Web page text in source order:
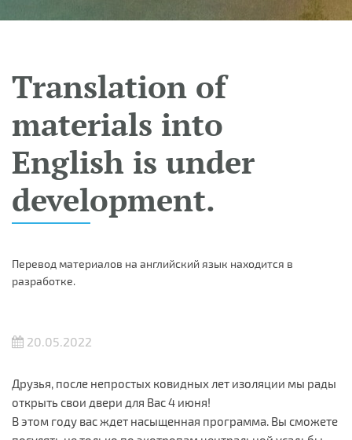
Translation of
materials into
English is under
development.
Перевод материалов на английский язык находится в
разработке.
20.05.2022
Друзья, после непростых ковидных лет изоляции мы рады
открыть свои двери для Вас 4 июня!
В этом году вас ждет насыщенная программа. Вы сможете